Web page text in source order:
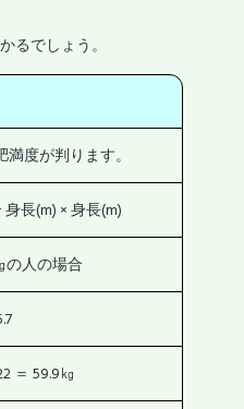
るでしょう。
度が判ります。
長(m) × 身長(m)
の人の場合
＝ 59.9㎏